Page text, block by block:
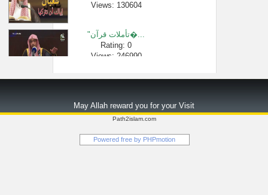
Views: 130604
"تأملات قرآن�...
Rating: 0
Views: 246990
Views: 3327
علاج حر المص�...
Rating: 0
May Allah reward you for your Visit
Path2islam.com
Powered free by PHPmotion